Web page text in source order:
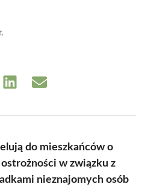
Share Share
do mieszkańców o
w związku z
nieznajomych osób